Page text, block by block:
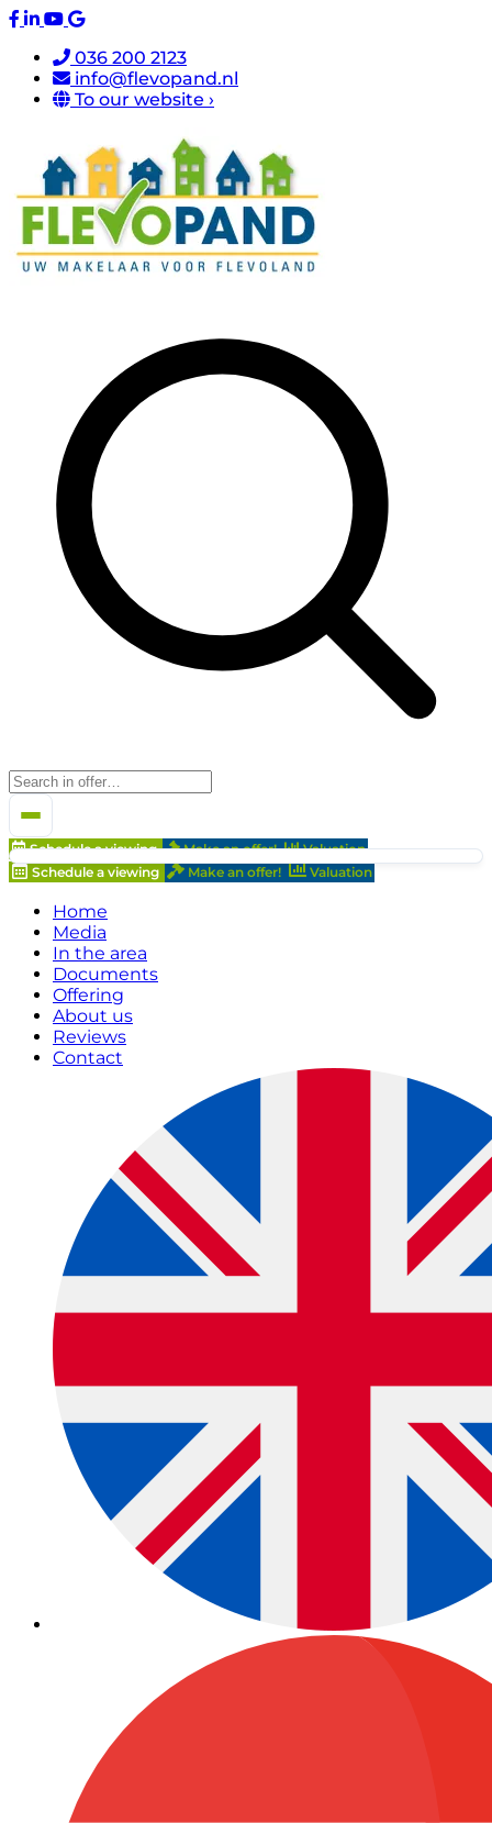
036 200 2123
info@flevopand.nl
To our website ›
Schedule a viewing Make an offer!
Valuation
Schedule a viewing
Make an offer! Valuation
Home
Media
In the area
Documents
Offering
About us
Reviews
Contact